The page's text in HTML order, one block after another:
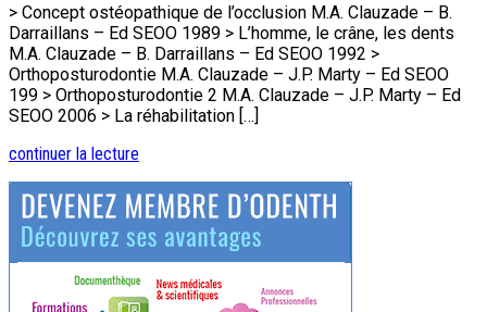
> Concept ostéopathique de l’occlusion M.A. Clauzade – B.
Darraillans – Ed SEOO 1989 > L’homme, le crâne, les dents
M.A. Clauzade – B. Darraillans – Ed SEOO 1992 >
Orthoposturodontie M.A. Clauzade – J.P. Marty – Ed SEOO
199 > Orthoposturodontie 2 M.A. Clauzade – J.P. Marty – Ed
SEOO 2006 > La réhabilitation […]
continuer la lecture